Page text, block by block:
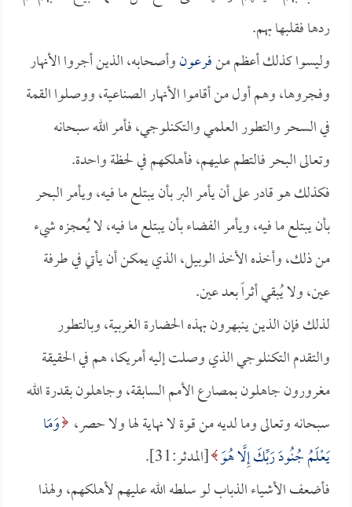
ردها فقلبها بهم.
وليسوا كذلك أعظم منفرعونوأصحابه، الذين أجروا الأنهار
وفجروها، وهم أول من أقاموا الأنهار الصناعية، ووصلوا القمة
في السحر والتطور العلمي والتكنلوجي، فأمر الله سبحانه
وتعالى البحر فالتطم عليهم، فأهلكهم في لحظة واحدة.
فكذلك هو قادر على أن يأمر البر بأن يبتلع ما فيه، ويأمر البحر
بأن يبتلع ما فيه، ويأمر الفضاء بأن يبتلع ما فيه، لا يُعجزه شيء
من ذلك، وأخذه الأخذ الوبيل، الذي يمكن أن يأتي في طرفة
عين، ولا يُبقي أثراً بعد عين.
لذلك فإن الذين ينبهرون بهذه الحضارة الغربية، وبالتطور
والتقدم التكنلوجي الذي وصلت إليه أمريكا، هم في الحقيقة
مغرورون جاهلون بمصارع الأمم السابقة، وجاهلون بقدرة الله
سبحانه وتعالى وما لديه من قوة لا نهاية لها ولا حصر، وَمَا
يَعْلَمُ جُنُودَ رَبِّكَ إِلَّا هُوَ [المدثر:31].
فأضعف الأشياء الذباب لو سلطه الله عليهم لأهلكهم، ولهذا